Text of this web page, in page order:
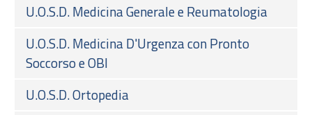
U.O.S.D. Medicina Generale e Reumatologia
U.O.S.D. Medicina D'Urgenza con Pronto
Soccorso e OBI
U.O.S.D. Ortopedia